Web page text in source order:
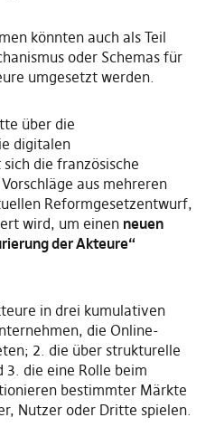
könnten auch als Teil
oder Schemas für
umgesetzt werden.
über die
digitalen
die französische
aus mehreren
Reformgesetzentwurf,
wird, um einen neuen
der Akteure“
in drei kumulativen
die Online-
2. die über strukturelle
die eine Rolle beim
bestimmter Märkte
Nutzer oder Dritte spielen.